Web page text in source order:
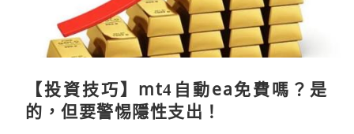
【投資技巧】mt4自動ea免費嗎？是
的，但要警惕隱性支出！